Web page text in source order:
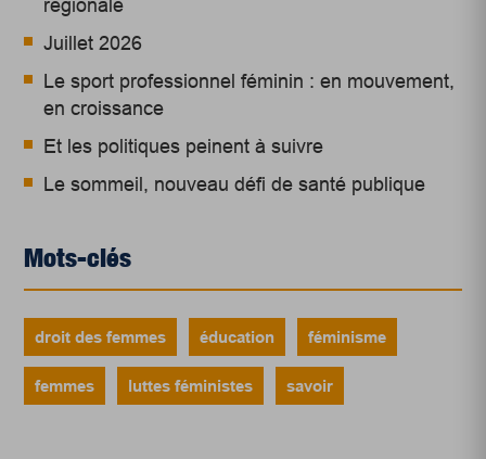
régionale
Juillet 2026
Le sport professionnel féminin : en mouvement,
en croissance
Et les politiques peinent à suivre
Le sommeil, nouveau défi de santé publique
Mots-clés
droit des femmes éducation féminisme
femmes luttes féministes savoir